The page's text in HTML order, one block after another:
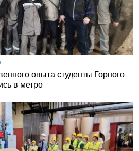
опыта студенты Горного
в метро